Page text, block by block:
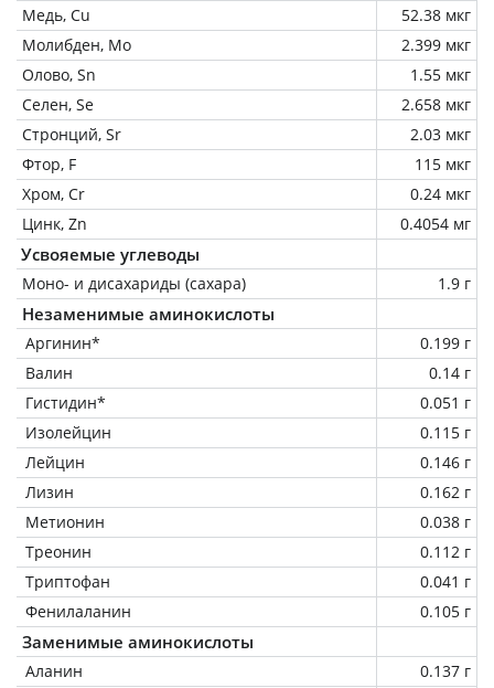
Медь, Cu
52.38 мкг
Молибден, Mo
2.399 мкг
Олово, Sn
1.55 мкг
Селен, Se
2.658 мкг
Стронций, Sr
2.03 мкг
Фтор, F
115 мкг
Хром, Cr
0.24 мкг
Цинк, Zn
0.4054 мг
Усвояемые углеводы
Моно- и дисахариды (сахара) 1.9 г
Незаменимые аминокислоты
Аргинин*
0.199 г
Валин
0.14 г
Гистидин*
0.051 г
Изолейцин
0.115 г
Лейцин
0.146 г
Лизин
0.162 г
Метионин
0.038 г
Треонин
0.112 г
Триптофан
0.041 г
Фенилаланин
0.105 г
Заменимые аминокислоты
Аланин
0.137 г